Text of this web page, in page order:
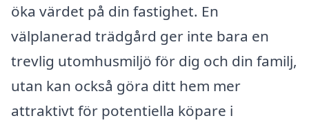
öka värdet på din fastighet. En
välplanerad trädgård ger inte bara en
trevlig utomhusmiljö för dig och din familj,
utan kan också göra ditt hem mer
attraktivt för potentiella köpare i